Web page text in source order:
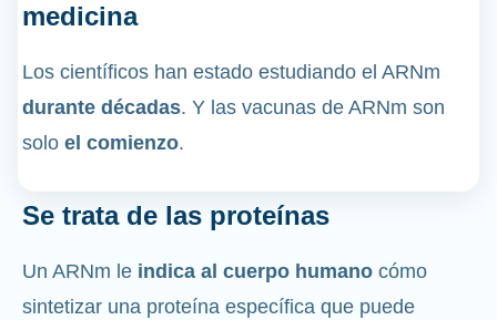
medicina
Los científicos han estado estudiando el ARNm
durante décadas. Y las vacunas de ARNm son
solo el comienzo.
Se trata de las proteínas
Un ARNm le indica al cuerpo humano cómo
sintetizar una proteína específica que puede